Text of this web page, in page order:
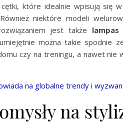
które idealnie wpisują się
niektóre modeli
jest także lampas
można takie spodnie
czy na treningu, a nawet nie
na globalne trendy i
na